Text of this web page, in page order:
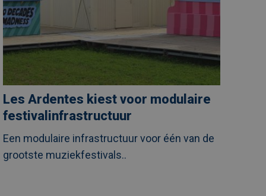
Les Ardentes kiest voor modulaire
festivalinfrastructuur
Een modulaire infrastructuur voor één van de
grootste muziekfestivals..